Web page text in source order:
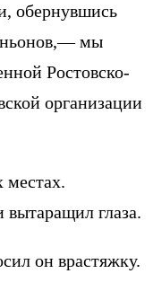
обернувшись
мы
Ростовско-
организации
местах.
вытаращил глаза.
он врастяжку.